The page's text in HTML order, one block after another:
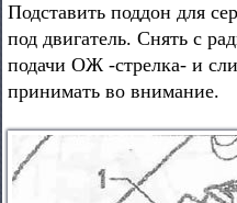
Подставить поддон для
под двигатель. Снять с
подачи ОЖ -стрелка- и
принимать во внимание.